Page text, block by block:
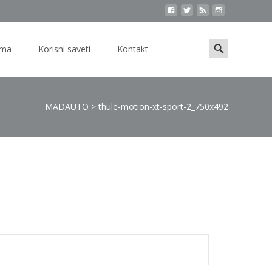
Korisni saveti Kontakt
Search
for:
MADAUTO > thule-motion-xt-sport-2_750x492